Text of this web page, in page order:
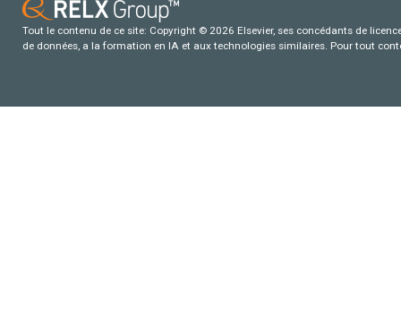
Tout le contenu de ce site: Copyright © 2026 Elsevier, ses concédants de
de données, a la formation en IA et aux technologies similaires. Pour tout